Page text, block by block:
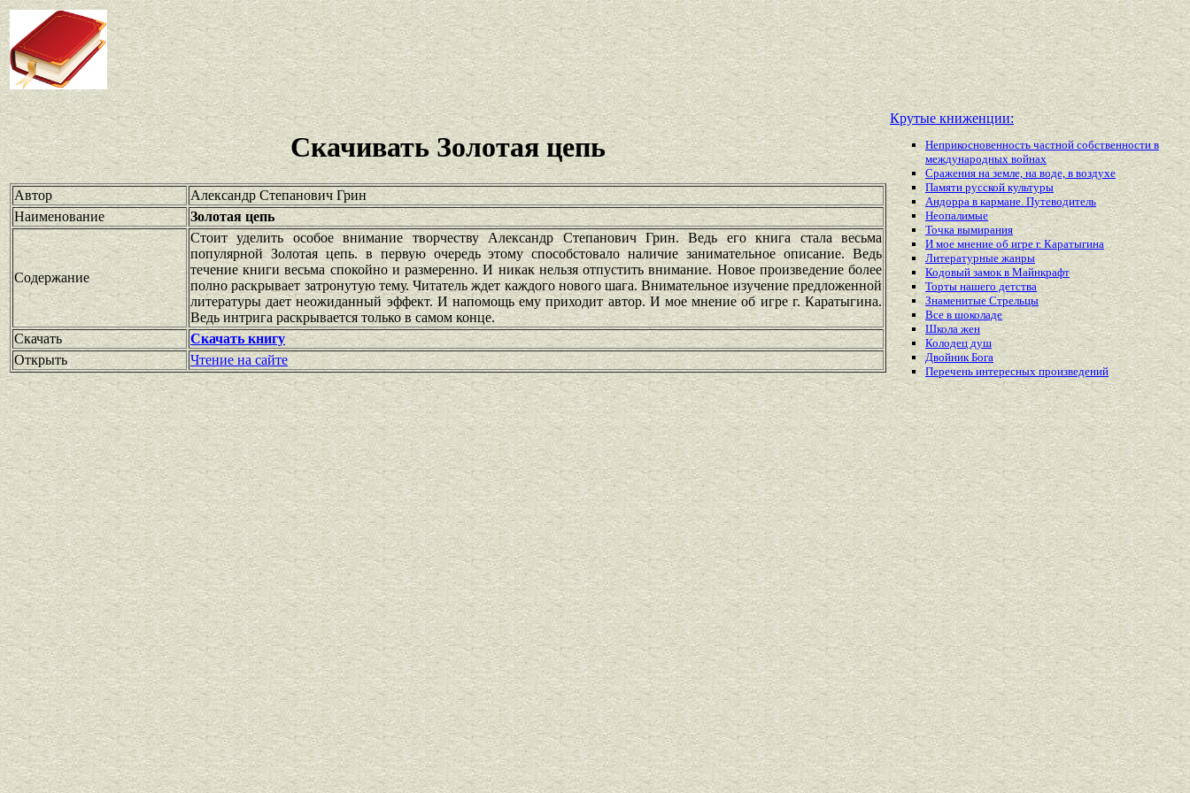
Скачивать Золотая цепь
Автор
Александр Степанович Грин
Наименование
Золотая цепь
Содержание
Стоит уделить особое внимание творчеству Александр Степанович Грин. Ведь его книга стала весьма
популярной Золотая цепь. в первую очередь этому способстовало наличие занимательное описание. Ведь
течение книги весьма спокойно и размеренно. И никак нельзя отпустить внимание. Новое произведение более
полно раскрывает затронутую тему. Читатель ждет каждого нового шага. Внимательное изучение предложенной
литературы дает неожиданный эффект. И напомощь ему приходит автор. И мое мнение об игре г. Каратыгина.
Ведь интрига раскрывается только в самом конце.
Скачать
Скачать книгу
Открыть
Чтение на сайте
Крутые книженции:
Неприкосновенность частной собственности в
международных войнах
Сражения на земле, на воде, в воздухе
Памяти русской культуры
Андорра в кармане. Путеводитель
Неопалимые
Точка вымирания
И мое мнение об игре г. Каратыгина
Литературные жанры
Кодовый замок в Майнкрафт
Торты нашего детства
Знаменитые Стрельцы
Все в шоколаде
Школа жен
Колодец душ
Двойник Бога
Перечень интересныхпроизведений